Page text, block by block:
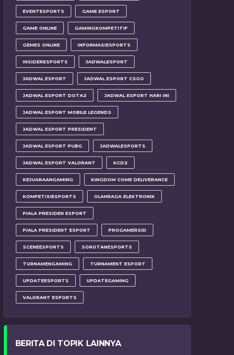
EVENTESPORTS GAME ESPORT
GAME ONLINE GAMINGKOMPETITIF
GEMES ONLINE INFORMASIESPORTS
INSIDERESPORTS JADWALESPORT
JADWAL ESPORT JADWAL ESPORT CSGO
JADWAL ESPORT DOTA2 JADWAL ESPORT HARI INI
JADWAL ESPORT MOBILE LEGENDS
JADWAL ESPORT PRESIDENT
JADWAL ESPORT PUBG JADWALESPORTS
JADWAL ESPORT VALORANT KCD2
KEJUARAANGAMING KINGDOM COME DELIVERANCE
KOMPETISIESPORTS OLAHRAGA ELEKTRONIK
PIALA PRESIDEN ESPORT
PIALA PRESIDENT ESPORT PROGAMERSID
SCENEESPORTS SOROTANESPORTS
TURNAMENGAMING TURNAMENT ESPORT
UPDATEESPORTS UPDATEGAMING
VALORANT ESPORTS
BERITA DI TOPIK LAINNYA